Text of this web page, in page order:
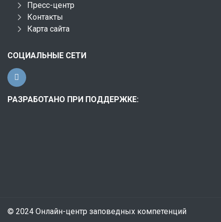
Пресс-центр
Контакты
Карта сайта
СОЦИАЛЬНЫЕ СЕТИ
РАЗРАБОТАНО ПРИ ПОДДЕРЖКЕ:
© 2024 Онлайн-центр заповедных компетенций